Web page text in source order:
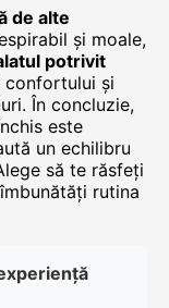
de alte
și moale,
potrivit
confortului și
În concluzie,
este
un echilibru
să te răsfeți
rutina